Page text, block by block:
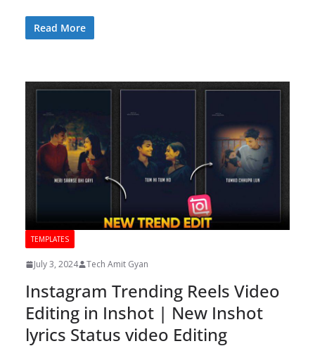
Read More
TEMPLATES
July 3, 2024 Tech Amit Gyan
Instagram Trending Reels Video
Editing in Inshot | New Inshot
lyrics Status video Editing